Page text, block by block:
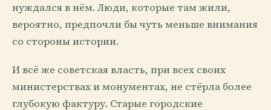
нуждался в нём. Люди, которые там жили,
вероятно, предпочли бы чуть меньше внимания
со стороны истории.
И всё же советская власть, при всех своих
министерствах и монументах, не стёрла более
глубокую фактуру. Старые городские